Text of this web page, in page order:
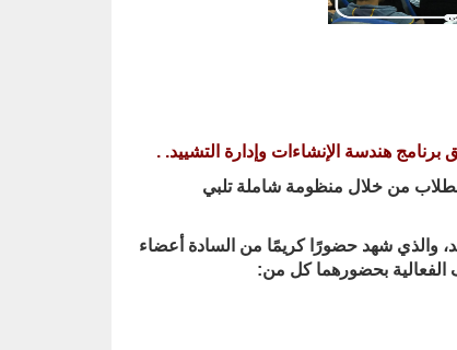
هندسة الإنشاءات وإدارة التشييد. .
من خلال منظومة شاملة تلبي
والذي شهد حضورًا كريمًا من السادة أعضاء
الفعالية بحضورهما كل من: